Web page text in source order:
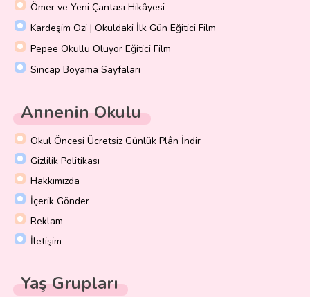
Ömer ve Yeni Çantası Hikâyesi
Kardeşim Ozi | Okuldaki İlk Gün Eğitici Film
Pepee Okullu Oluyor Eğitici Film
Sincap Boyama Sayfaları
Annenin Okulu
Okul Öncesi Ücretsiz Günlük Plân İndir
Gizlilik Politikası
Hakkımızda
İçerik Gönder
Reklam
İletişim
Yaş Grupları